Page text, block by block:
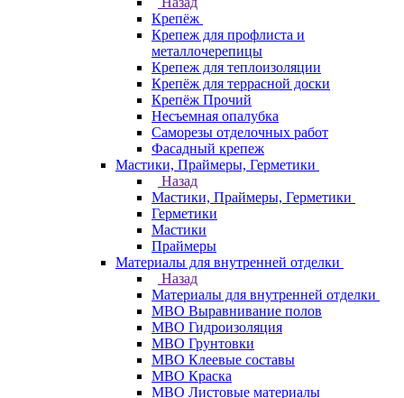
Крепёж
Крепеж для профлиста и
металлочерепицы
Крепеж для теплоизоляции
Крепёж для террасной доски
Крепёж Прочий
Несъемная опалубка
Саморезы отделочных работ
Фасадный крепеж
Мастики, Праймеры, Герметики
Назад
Мастики, Праймеры, Герметики
Герметики
Мастики
Праймеры
Материалы для внутренней отделки
Назад
Материалы для внутренней отделки
МВО Выравнивание полов
МВО Гидроизоляция
МВО Грунтовки
МВО Клеевые составы
МВО Краска
МВО Листовые материалы